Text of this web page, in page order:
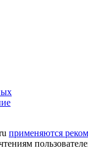
применяются